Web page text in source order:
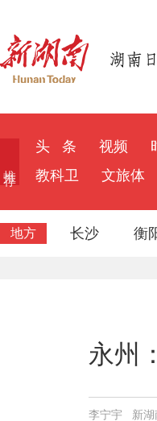
头 条 视频
教科卫
文旅体
地方 长沙 衡
永州
李宁宇 新湖